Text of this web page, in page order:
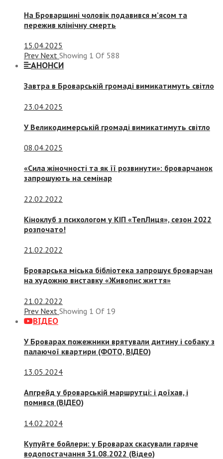
На Броварщині чоловік подавився м’ясом та
пережив клінічну смерть
15.04.2025
Prev Next Showing 1 Of 588
АНОНСИ
Завтра в Броварській громаді вимикатимуть світло
23.04.2025
У Великодимерській громаді вимикатимуть світло
08.04.2025
«Сила жіночності та як її розвинути»: броварчанок
запрошують на семінар
22.02.2022
Кіноклуб з психологом у КІП «ТепЛиця», сезон 2022
розпочато!
21.02.2022
Броварська міська бібліотека запрошує броварчан
на художню виставку «Живопис життя»
21.02.2022
Prev Next Showing 1 Of 19
ВІДЕО
У Броварах пожежники врятували дитину і собаку з
палаючої квартири (ФОТО, ВІДЕО)
13.05.2024
Апгрейд у броварській маршрутці: і доїхав, і
помився (ВІДЕО)
14.02.2024
Купуйте бойлери: у Броварах скасували гаряче
водопостачання 31.08.2022 (Відео)